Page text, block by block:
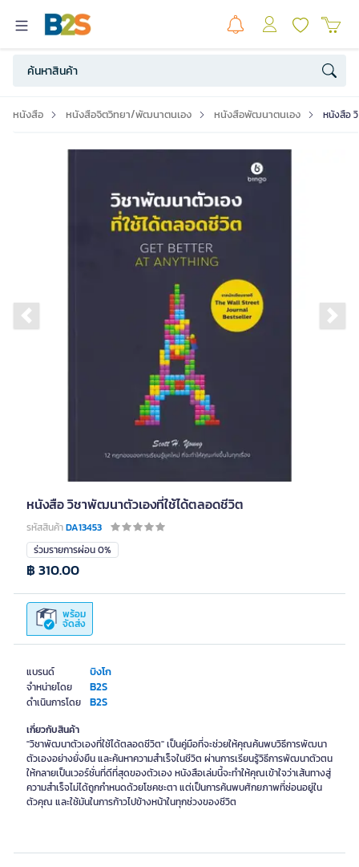
หนังสือ หนังสือจิตวิทยา/พัฒนาตนเอง หนังสือพัฒนาตนเอง หนังสือ
Previous slide
หนังสือ วิชาพัฒนาตัวเองที่ใช้ได้ตลอดชีวิต
รหัสสินค้าDA13453
แบรนด์ บิงโก
จำหน่ายโดย B2S
ดำเนินการโดย B2S
ร่วมรายการผ่อน 0%
พร้อม
จัดส่ง
฿ 310.00
เกี่ยวกับสินค้า
"วิชาพัฒนาตัวเองที่ใช้ได้ตลอดชีวิต" เป็นคู่มือที่จะช่วยให้คุณค้นพบวิธีการพัฒนา
ตัวเองอย่างยั่งยืน และค้นหาความสำเร็จในชีวิต ผ่านการเรียนรู้วิธีการพัฒนาตัวตน
ให้กลายเป็นเวอร์ชั่นที่ดีที่สุดของตัวเอง หนังสือเล่มนี้จะทำให้คุณเข้าใจว่าเส้นทางสู่
ความสำเร็จไม่ได้ถูกกำหนดด้วยโชคชะตา แต่เป็นการค้นพบศักยภาพที่ซ่อนอยู่ใน